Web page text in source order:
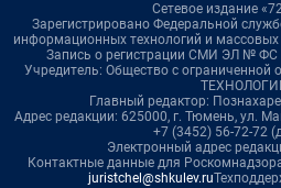
Сетевое издание
Зарегистрировано Федеральной
информационных технологий и
Запись о регистрации СМИ ЭЛ № ФС
Учредитель: Общество с
Главный редактор:
Адрес редакции: 625000, г. Тюмень, ул.
+7 (3452) 56-72-72
Электронный адрес
Контактные данные для
juristchel@shkulev.ru